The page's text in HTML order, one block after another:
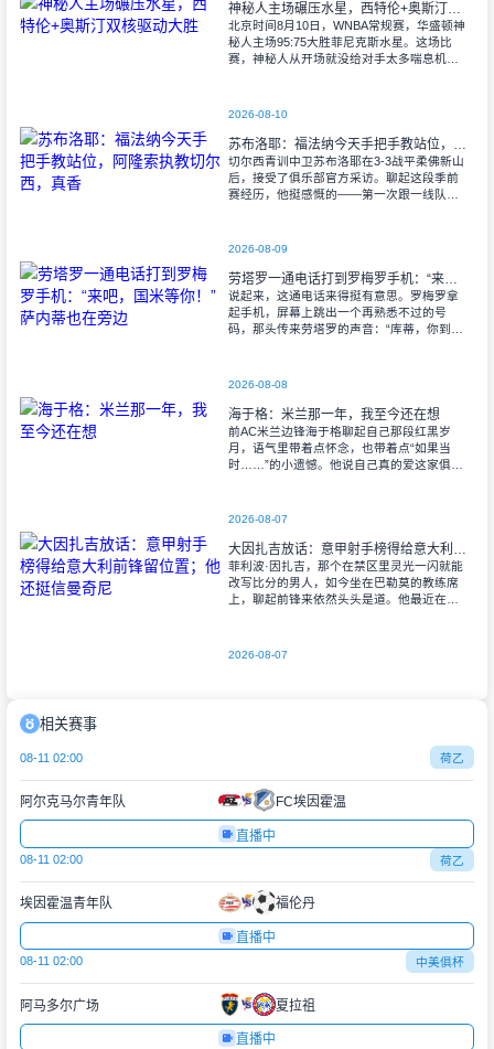
神秘人主场碾压水星，西特伦+奥斯汀双核驱动大胜
北京时间8月10日，WNBA常规赛，华盛顿神
秘人主场95:75大胜菲尼克斯水星。这场比
赛，神秘人从开场就没给对手太多喘息机
2026-08-10
切尔西青训中卫苏布洛耶在3-3战平柔佛新山
后，接受了俱乐部官方采访。聊起这段季前
赛经历，他挺感慨的——第一次跟一线队合
2026-08-09
劳塔罗一通电话打到罗梅罗手机：“来吧，国米等你！”萨内蒂也在旁边
说起来，这通电话来得挺有意思。罗梅罗拿
起手机，屏幕上跳出一个再熟悉不过的号
码，那头传来劳塔罗的声音：“库蒂，你到底
自出
2026-08-08
海于格：米兰那一年，我至今还在想
前AC米兰边锋海于格聊起自己那段红黑岁
月，语气里带着点怀念，也带着点“如果当
时……”的小遗憾。他说自己真的爱这家俱乐
2026-08-07
大因扎吉放话：意甲射手榜得给意大利前锋留位置；他还挺信曼奇尼
菲利波·因扎吉，那个在禁区里灵光一闪就能
改写比分的男人，如今坐在巴勒莫的教练席
上，聊起前锋来依然头头是道。他最近在采
2026-08-07
相关赛事
08-11 02:00 荷乙
阿尔克马尔青年队 FC埃因霍温
直播中
08-11 02:00 荷乙
埃因霍温青年队 福伦丹
直播中
08-11 02:00 中美俱杯
阿马多尔广场 夏拉祖
直播中